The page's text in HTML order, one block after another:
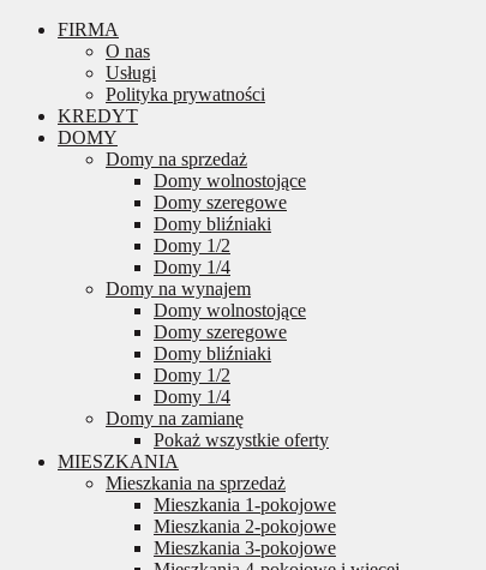
FIRMA
O nas
Usługi
Polityka prywatności
KREDYT
DOMY
Domy na sprzedaż
Domy wolnostojące
Domy szeregowe
Domy bliźniaki
Domy 1/2
Domy 1/4
Domy na wynajem
Domy wolnostojące
Domy szeregowe
Domy bliźniaki
Domy 1/2
Domy 1/4
Domy na zamianę
Pokaż wszystkie oferty
MIESZKANIA
Mieszkania na sprzedaż
Mieszkania 1-pokojowe
Mieszkania 2-pokojowe
Mieszkania 3-pokojowe